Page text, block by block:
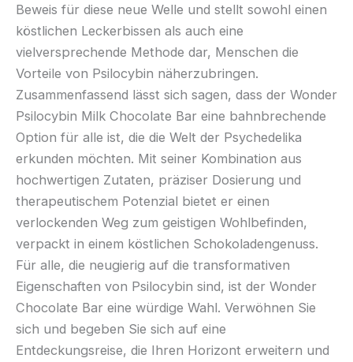
Beweis für diese neue Welle und stellt sowohl einen
köstlichen Leckerbissen als auch eine
vielversprechende Methode dar, Menschen die
Vorteile von Psilocybin näherzubringen.
Zusammenfassend lässt sich sagen, dass der Wonder
Psilocybin Milk Chocolate Bar eine bahnbrechende
Option für alle ist, die die Welt der Psychedelika
erkunden möchten. Mit seiner Kombination aus
hochwertigen Zutaten, präziser Dosierung und
therapeutischem Potenzial bietet er einen
verlockenden Weg zum geistigen Wohlbefinden,
verpackt in einem köstlichen Schokoladengenuss.
Für alle, die neugierig auf die transformativen
Eigenschaften von Psilocybin sind, ist der Wonder
Chocolate Bar eine würdige Wahl. Verwöhnen Sie
sich und begeben Sie sich auf eine
Entdeckungsreise, die Ihren Horizont erweitern und